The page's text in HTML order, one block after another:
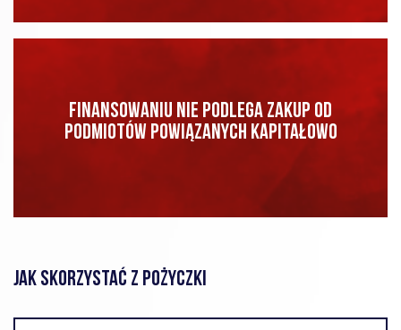
FINANSOWANIU NIE PODLEGA ZAKUP OD
PODMIOTÓW POWIĄZANYCH KAPITAŁOWO
JAK SKORZYSTAĆ Z POŻYCZKI